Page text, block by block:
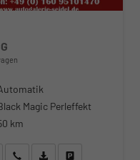
Magic Perleffekt
km
WhatsApp anfragen
Wir rufen Sie anFahrzeugexposé (PDF)